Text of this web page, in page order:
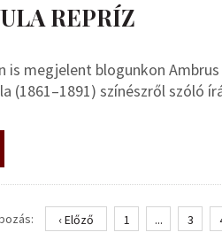
REPRÍZ
is megjelent blogunkon
(1861–1891) színészről szóló
‹ Előző 1 ... 3